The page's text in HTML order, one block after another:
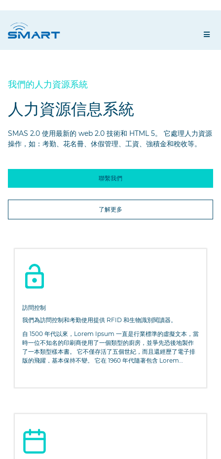
我們的人力資源系統
人力資源信息系統
SMAS 2.0 使用最新的 web 2.0 技術和 HTML 5。 它處理人力資源
操作，如：考勤、花名冊、休假管理、工資、強積金和稅收等。
聯繫我們
了解更多
訪問控制
我們為訪問控制和考勤使用提供 RFID 和生物識別閱讀器。
自 1500 年代以來，Lorem Ipsum 一直是行業標準的虛擬文本，當
時一位不知名的印刷商使用了一個類型的廚房，並爭先恐後地製作
了一本類型樣本書。 它不僅存活了五個世紀，而且還經歷了電子排
版的飛躍，基本保持不變。 它在 1960 年代隨著包含 Lorem